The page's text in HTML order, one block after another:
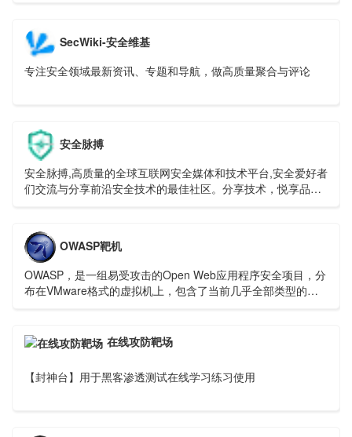
SecWiki-安全维基
专注安全领域最新资讯、专题和导航，做高质量聚合与评论
安全脉搏
安全脉搏,高质量的全球互联网安全媒体和技术平台,安全爱好者
们交流与分享前沿安全技术的最佳社区。分享技术，悦享品
OWASP靶机
OWASP，是一组易受攻击的Open Web应用程序安全项目，分
布在VMware格式的虚拟机上，包含了当前几乎全部类型的漏
在线攻防靶场
【封神台】用于黑客渗透测试在线学习练习使用